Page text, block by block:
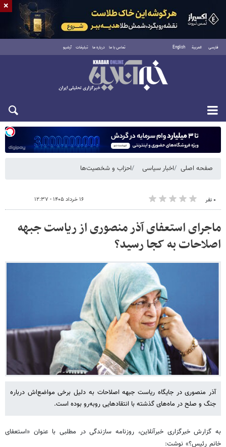
فارسی العربية English تماس با ما درباره ما تبلیغات آرشیو
یکشنبه ۱۸ مرداد ۱۴۰۵
صفحه اصلی اخبار سیاسی احزاب و شخصیت‌ها
۰ نفر ۱۶ خرداد ۱۴۰۵ - ۱۲:۳۷
ماجرای استعفای آذر منصوری از ریاست جبهه
اصلاحات به کجا رسید؟
آذر منصوری در جایگاه ریاست جبهه اصلاحات به دلیل برخی مواضع‌اش درباره
جنگ و صلح در ماه‌های گذشته با انتقادهایی روبه‌رو بوده است.
به گزارش خبرگزاری خبرآنلاین، روزنامه سازندگی در مطلبی با عنوان «استعفای
خانم رئیس؟» نوشت:
×